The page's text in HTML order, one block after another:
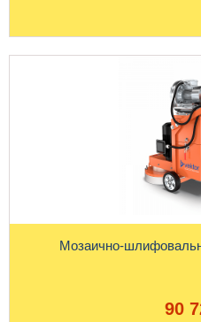
Мозаично-
90